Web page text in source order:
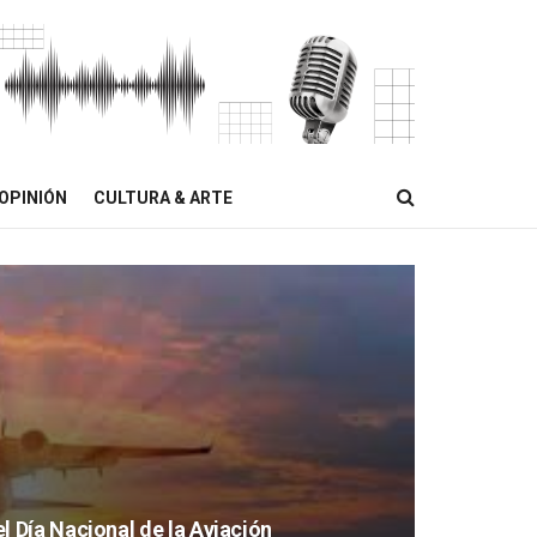
CULTURA & ARTE
Día Nacional de la Aviación